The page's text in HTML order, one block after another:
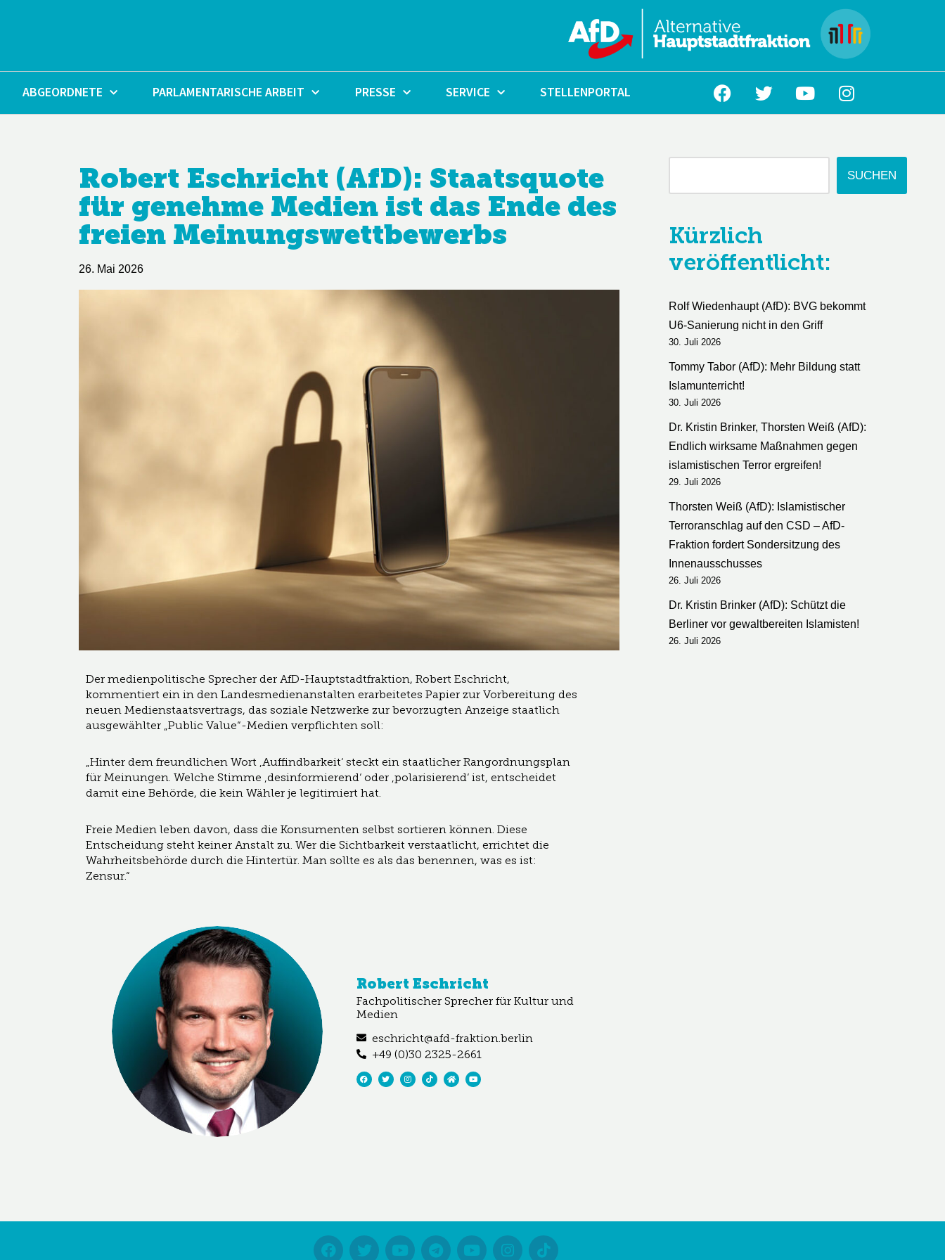
ABGEORDNETE PARLAMENTARISCHE ARBEIT PRESSE SERVICE STELLENPORTAL
Robert Eschricht (AfD): Staatsquote
für genehme Medien ist das Ende des
freien Meinungswettbewerbs
26. Mai 2026
Der medienpolitische Sprecher der AfD-Hauptstadtfraktion, Robert Eschricht,
kommentiert ein in den Landesmedienanstalten erarbeitetes Papier zur Vorbereitung des
neuen Medienstaatsvertrags, das soziale Netzwerke zur bevorzugten Anzeige staatlich
ausgewählter „Public Value“-Medien verpflichten soll:
„Hinter dem freundlichen Wort ‚Auffindbarkeit‘ steckt ein staatlicher Rangordnungsplan
für Meinungen. Welche Stimme ‚desinformierend‘ oder ‚polarisierend‘ ist, entscheidet
damit eine Behörde, die kein Wähler je legitimiert hat.
Freie Medien leben davon, dass die Konsumenten selbst sortieren können. Diese
Entscheidung steht keiner Anstalt zu. Wer die Sichtbarkeit verstaatlicht, errichtet die
Wahrheitsbehörde durch die Hintertür. Man sollte es als das benennen, was es ist:
Zensur.“
Robert Eschricht
Fachpolitischer Sprecher für Kultur und
Medien
eschricht@afd-fraktion.berlin
+49 (0)30 2325-2661
SUCHEN
Kürzlich
veröffentlicht:
Rolf Wiedenhaupt (AfD): BVG bekommt
U6-Sanierung nicht in den Griff
30. Juli 2026
Tommy Tabor (AfD): Mehr Bildung statt
Islamunterricht!
30. Juli 2026
Dr. Kristin Brinker, Thorsten Weiß (AfD):
Endlich wirksame Maßnahmen gegen
islamistischen Terror ergreifen!
29. Juli 2026
Thorsten Weiß (AfD): Islamistischer
Terroranschlag auf den CSD – AfD-
Fraktion fordert Sondersitzung des
Innenausschusses
26. Juli 2026
Dr. Kristin Brinker (AfD): Schützt die
Berliner vor gewaltbereiten Islamisten!
26. Juli 2026